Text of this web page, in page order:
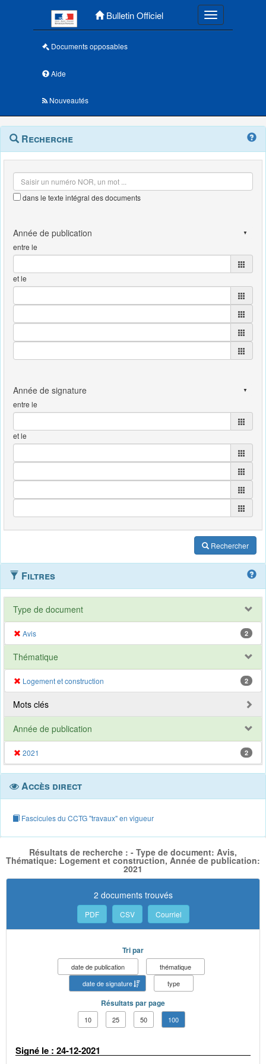
Bulletin Officiel Toggle
Documents opposables
Aide
Nouveautés
Navigation
outils
Menu
contextuel
Recherche
dans le texte intégral des documents
entre le
et le
entre le
et le
Rechercher
Filtres
Type de document
Avis 2
Thématique
Logement et construction 2
Mots clés
Année de publication
2021 2
Accès direct
Fascicules du CCTG "travaux" en vigueur
Résultats de recherche : - Type de document: Avis,
Thématique: Logement et construction, Année de publication:
2021
2 documents trouvés
PDF CSV Courriel
Tri par
date de publication
thématique
date de signature
type
Résultats par page
10 25 50 100
Signé le : 24-12-2021